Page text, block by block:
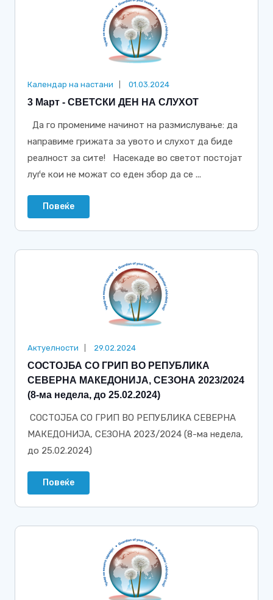
Календар на настани 01.03.2024
3 Март - СВЕТСКИ ДЕН НА СЛУХОТ
Да го промениме начинот на размислување: да
направиме грижата за увото и слухот да биде
реалност за сите! Насекаде во светот постојат
луѓе кои не можат со еден збор да се ...
Повеќе
Актуелности 29.02.2024
СОСТОЈБА СО ГРИП ВО РЕПУБЛИКА
СЕВЕРНА МАКЕДОНИЈА, СЕЗОНА 2023/2024
(8-ма недела, до 25.02.2024)
СОСТОЈБА СО ГРИП ВО РЕПУБЛИКА СЕВЕРНА
МАКЕДОНИЈА, СЕЗОНА 2023/2024 (8-ма недела,
до 25.02.2024)
Повеќе